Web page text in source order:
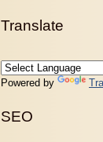
Translate
Powered by
SEO